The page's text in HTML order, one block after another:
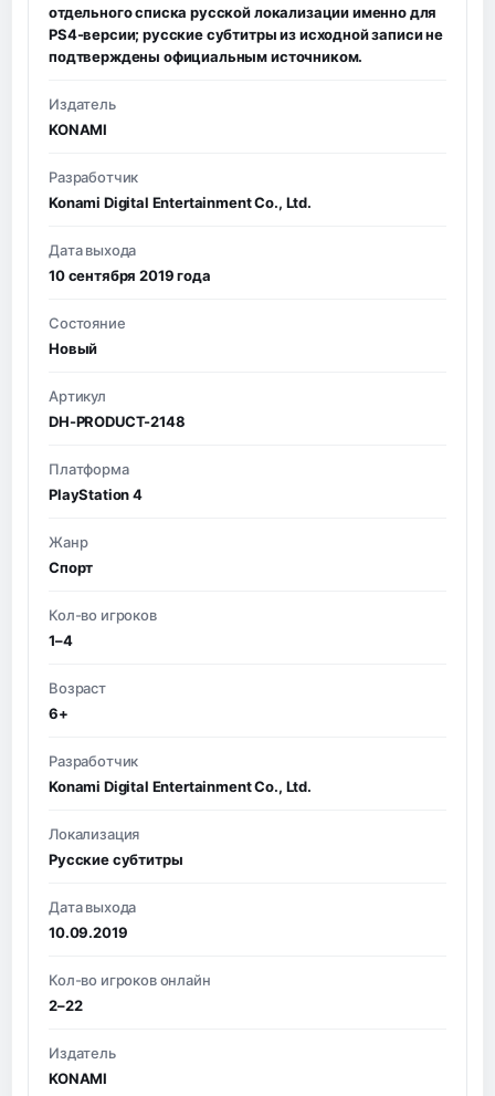
отдельного списка русской локализации именно для
PS4-версии; русские субтитры из исходной записи не
подтверждены официальным источником.
Издатель
KONAMI
Разработчик
Konami Digital Entertainment Co., Ltd.
Дата выхода
10 сентября 2019 года
Состояние
Новый
Артикул
DH-PRODUCT-2148
Платформа
PlayStation 4
Жанр
Спорт
Кол-во игроков
1–4
Возраст
6+
Разработчик
Konami Digital Entertainment Co., Ltd.
Локализация
Русские субтитры
Дата выхода
10.09.2019
Кол-во игроков онлайн
2–22
Издатель
KONAMI